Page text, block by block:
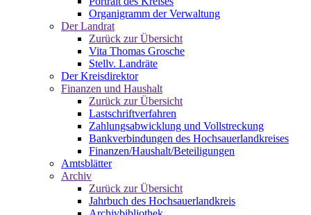
Organigramm der Verwaltung
Der Landrat
Zurück zur Übersicht
Vita Thomas Grosche
Stellv. Landräte
Der Kreisdirektor
Finanzen und Haushalt
Zurück zur Übersicht
Lastschriftverfahren
Zahlungsabwicklung und Vollstreckung
Bankverbindungen des Hochsauerlandkreises
Finanzen/Haushalt/Beteiligungen
Amtsblätter
Archiv
Zurück zur Übersicht
Jahrbuch des Hochsauerlandkreis